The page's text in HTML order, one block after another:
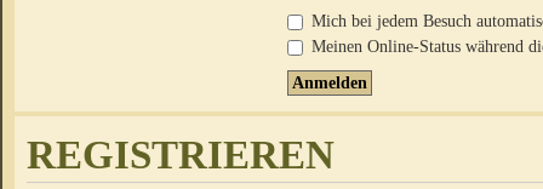
Mich bei jedem Besuch
Meinen Online-Status während
REGISTRIEREN